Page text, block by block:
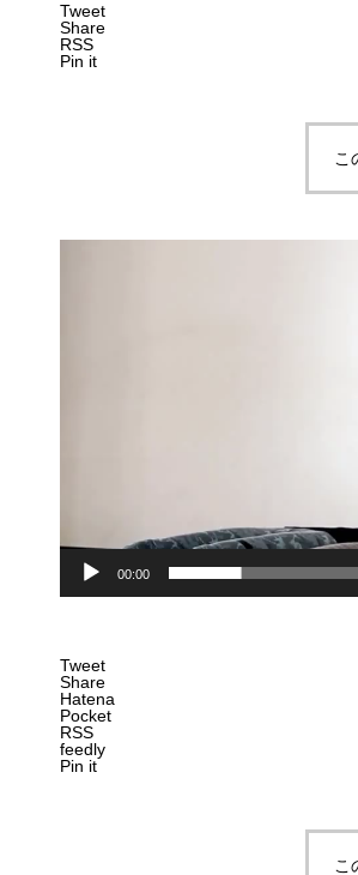
Tweet
Share
RSS
Pin it
こ
00:00
Tweet
Share
Hatena
Pocket
RSS
feedly
Pin it
こ